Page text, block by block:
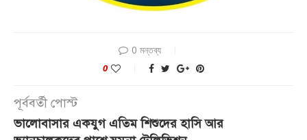
0 মন্তব্য
0
পূর্ববর্তী পোস্ট
ভালোবাসার একযুগ এতিম শিশুদের হাসি আর